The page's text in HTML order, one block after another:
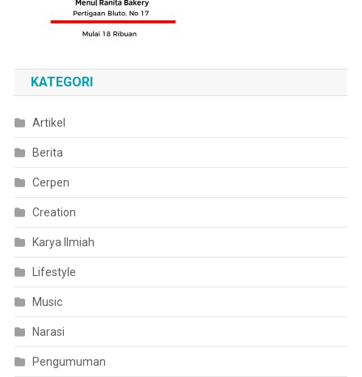
KATEGORI
Artikel
Berita
Cerpen
Creation
Karya Ilmiah
Lifestyle
Music
Narasi
Pengumuman